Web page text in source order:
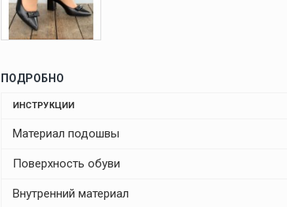
ПОДРОБНО
ИНСТРУКЦИИ
Материал подошвы
Поверхность обуви
Внутренний материал